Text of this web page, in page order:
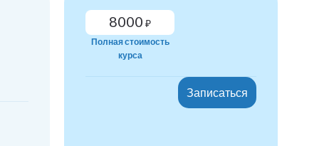
8000 ₽
Полная стоимость
курса
Записаться